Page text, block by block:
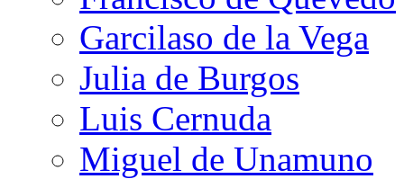
Garcilaso de la Vega
Julia de Burgos
Luis Cernuda
Miguel de Unamuno